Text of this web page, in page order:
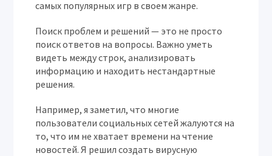
самых популярных игр в своем жанре.
Поиск проблем и решений — это не просто
поиск ответов на вопросы. Важно уметь
видеть между строк, анализировать
информацию и находить нестандартные
решения.
Например, я заметил, что многие
пользователи социальных сетей жалуются на
то, что им не хватает времени на чтение
новостей. Я решил создать вирусную